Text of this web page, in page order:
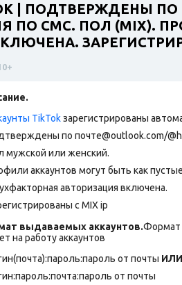
| ПОДТВЕРЖДЕНЫ ПО
ПО СМС. ПОЛ (MIX).
TikTokзарегистрированы
по почте@outlook.com/
мужской или женский.
аккаунтов могут быть как
авторизация включена.
с MIX ip
выдаваемых аккаунтов.Формат
на работу аккаунтов
от почты ИЛИ
от почты